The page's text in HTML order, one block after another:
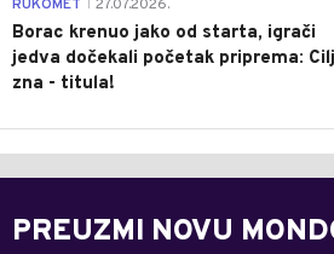
RUKOMET 27.07.2026.
Borac krenuo jako od starta, igrači
jedva dočekali početak priprema:
zna - titula!
PREUZMI NOVU